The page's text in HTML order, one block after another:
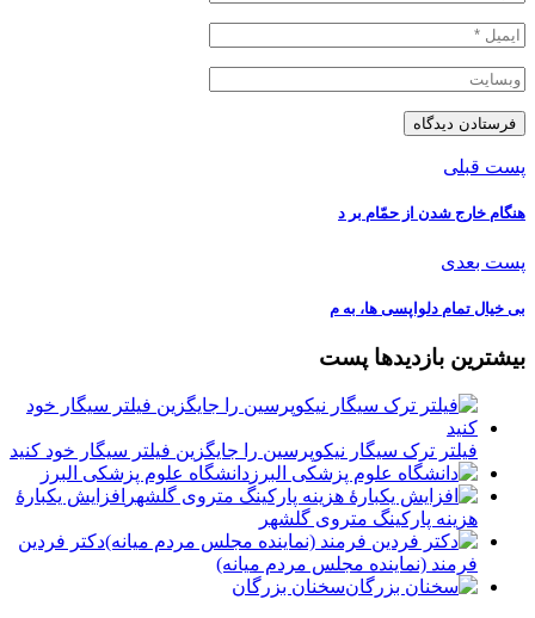
پست قبلی
هنگام خارج شدن از حمّام بر د
پست بعدی
بی خیال تمام دلواپسی ها، به م
بیشترین بازدیدها پست
فیلتر ترک سیگار نیکوپرسین را جایگزین فیلتر سیگار خود کنید
دانشگاه علوم پزشکی البرز
افزایش یکبارۀ
هزینه پارکینگ متروی گلشهر
دكتر فردين
فرمند (نماينده مجلس مردم میانه)
سخنان بزرگان